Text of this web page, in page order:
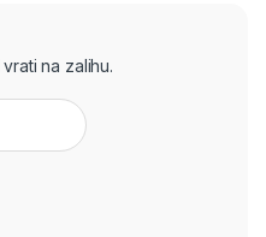
na zalihu.